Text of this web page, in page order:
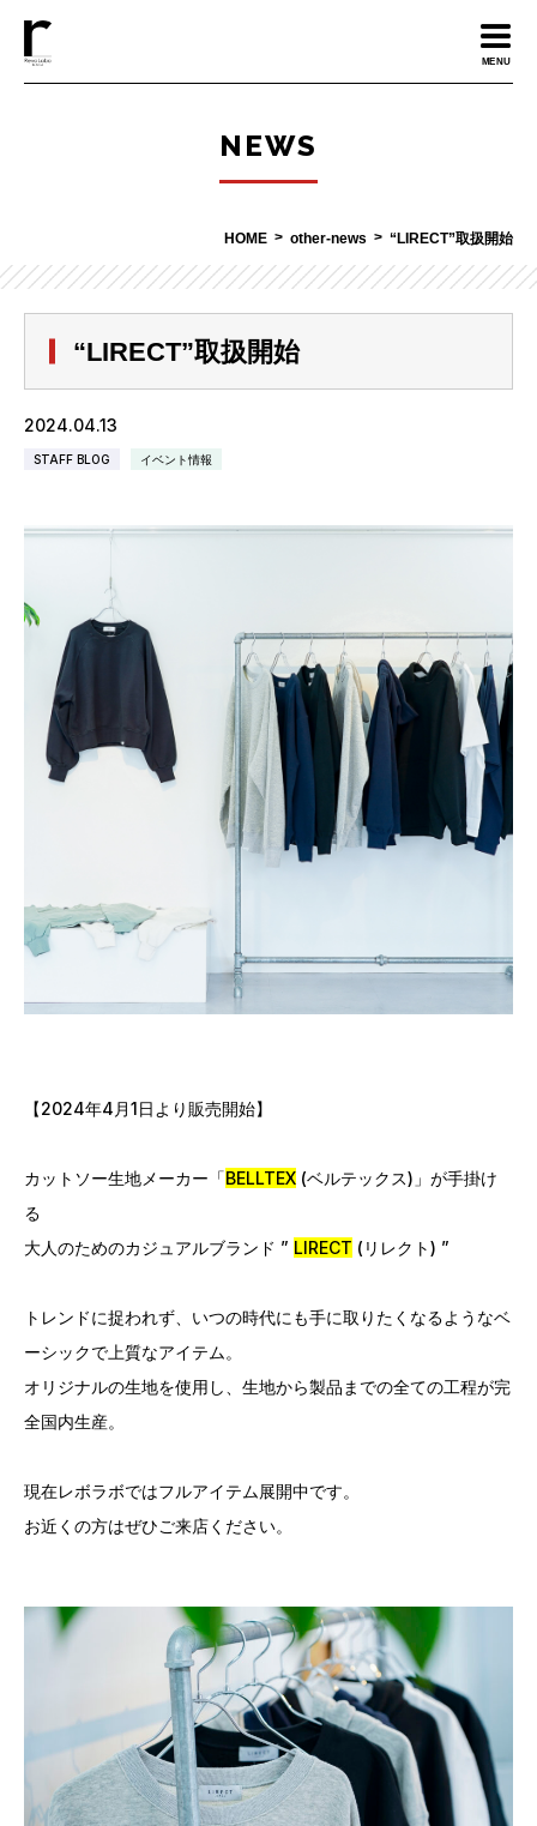
MENU
NEWS
HOME other-news “LIRECT”取扱開始
“LIRECT”取扱開始
2024.04.13
STAFF BLOG イベント情報
【2024年4月1日より販売開始】
カットソー生地メーカー「BELLTEX (ベルテックス)」が手掛け
る
大人のためのカジュアルブランド ” LIRECT (リレクト) ”
トレンドに捉われず、いつの時代にも手に取りたくなるようなベ
ーシックで上質なアイテム。
オリジナルの生地を使用し、生地から製品までの全ての工程が完
全国内生産。
現在レボラボではフルアイテム展開中です。
お近くの方はぜひご来店ください。